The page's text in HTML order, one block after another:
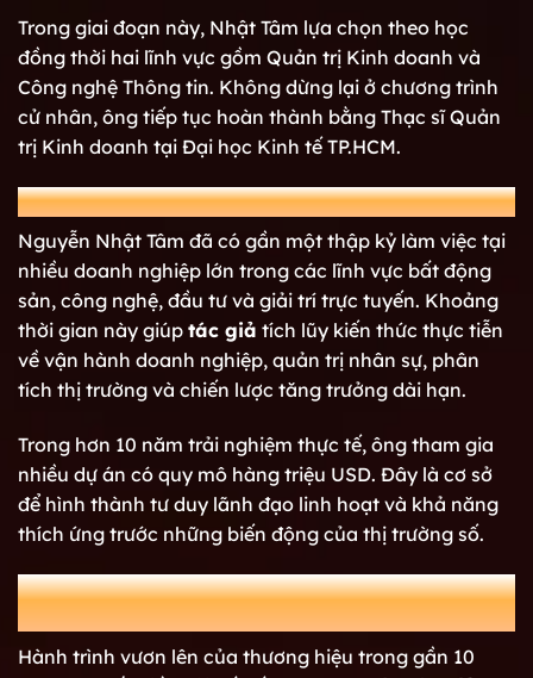
Trong giai đoạn này, Nhật Tâm lựa chọn theo học
đồng thời hai lĩnh vực gồm Quản trị Kinh doanh và
Công nghệ Thông tin. Không dừng lại ở chương trình
cử nhân, ông tiếp tục hoàn thành bằng Thạc sĩ Quản
trị Kinh doanh tại Đại học Kinh tế TP.HCM.
Kinh nghiệm làm việc của chính tác giả Tâm
Nguyễn Nhật Tâm đã có gần một thập kỷ làm việc tại
nhiều doanh nghiệp lớn trong các lĩnh vực bất động
sản, công nghệ, đầu tư và giải trí trực tuyến. Khoảng
thời gian này giúp tác giả tích lũy kiến thức thực tiễn
về vận hành doanh nghiệp, quản trị nhân sự, phân
tích thị trường và chiến lược tăng trưởng dài hạn.
Trong hơn 10 năm trải nghiệm thực tế, ông tham gia
nhiều dự án có quy mô hàng triệu USD. Đây là cơ sở
để hình thành tư duy lãnh đạo linh hoạt và khả năng
thích ứng trước những biến động của thị trường số.
Quá trình phát triển của cổng game
SUNWIN trong gần một thập kỷ
Hành trình vươn lên của thương hiệu trong gần 10